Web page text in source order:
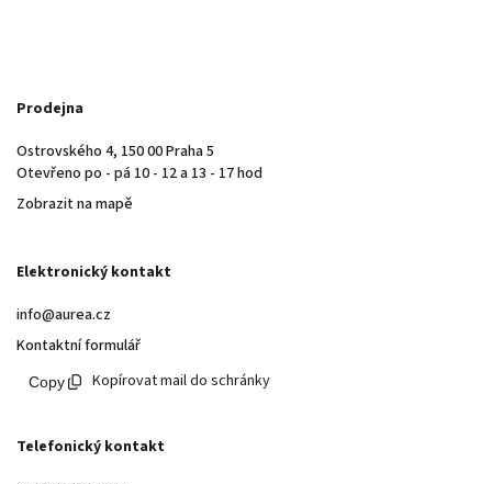
Prodejna
Ostrovského 4, 150 00 Praha 5
Otevřeno po - pá 10 - 12 a 13 - 17 hod
Zobrazit na mapě
Elektronický kontakt
info@aurea.cz
Kontaktní formulář
Kopírovat mail do schránky
Telefonický kontakt